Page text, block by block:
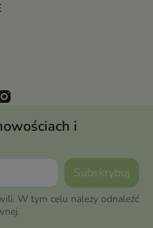
i
W tym celu należy odnaleźć